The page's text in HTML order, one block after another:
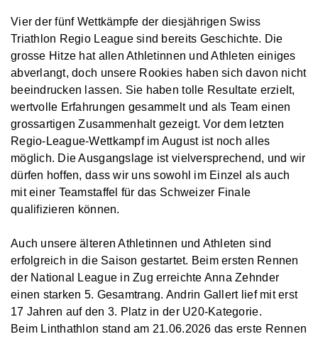
Vier der fünf Wettkämpfe der diesjährigen Swiss
Triathlon Regio League sind bereits Geschichte. Die
grosse Hitze hat allen Athletinnen und Athleten einiges
abverlangt, doch unsere Rookies haben sich davon nicht
beeindrucken lassen. Sie haben tolle Resultate erzielt,
wertvolle Erfahrungen gesammelt und als Team einen
grossartigen Zusammenhalt gezeigt. Vor dem letzten
Regio-League-Wettkampf im August ist noch alles
möglich. Die Ausgangslage ist vielversprechend, und wir
dürfen hoffen, dass wir uns sowohl im Einzel als auch
mit einer Teamstaffel für das Schweizer Finale
qualifizieren können.
Auch unsere älteren Athletinnen und Athleten sind
erfolgreich in die Saison gestartet. Beim ersten Rennen
der National League in Zug erreichte Anna Zehnder
einen starken 5. Gesamtrang. Andrin Gallert lief mit erst
17 Jahren auf den 3. Platz in der U20-Kategorie.
Beim Linthathlon stand am 21.06.2026 das erste Rennen